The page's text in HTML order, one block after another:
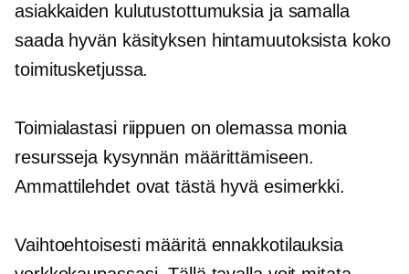
asiakkaiden kulutustottumuksia ja samalla
saada hyvän käsityksen hintamuutoksista koko
toimitusketjussa.
Toimialastasi riippuen on olemassa monia
resursseja kysynnän määrittämiseen.
Ammattilehdet ovat tästä hyvä esimerkki.
Vaihtoehtoisesti määritä ennakkotilauksia